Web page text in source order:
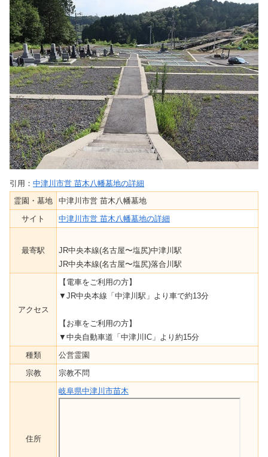
引用： 中津川市営 苗木八幡墓地の詳細
霊園・墓地
中津川市営 苗木八幡墓地
サイト
中津川市営 苗木八幡墓地の詳細
最寄駅
JR中央本線(名古屋〜塩尻)中津川駅
JR中央本線(名古屋〜塩尻)落合川駅
アクセス
【電車をご利用の方】
▼JR中央本線「中津川駅」より車で約13分
【お車をご利用の方】
▼中央自動車道「中津川IC」より約15分
種類
公営霊園
宗教
宗教不問
住所
岐阜県中津川市苗木